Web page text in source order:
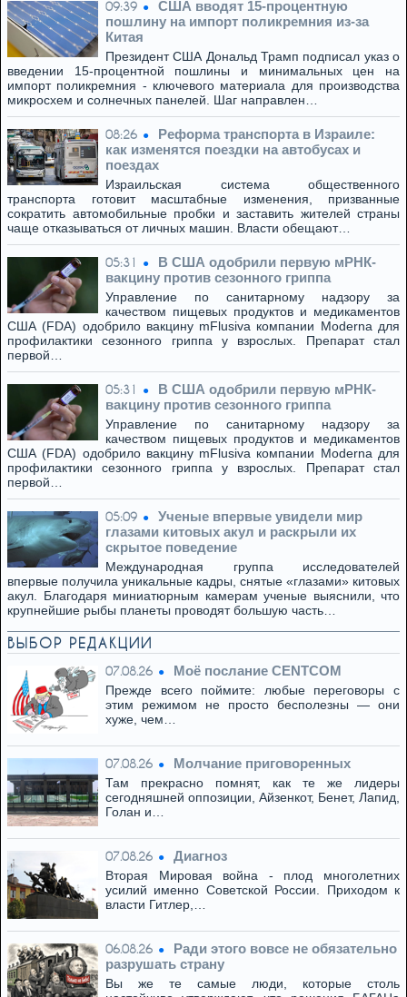
09:39
США вводят 15-процентную
пошлину на импорт поликремния из-за
Китая
Президент США Дональд Трамп подписал указ о
введении 15-процентной пошлины и минимальных цен на
импорт поликремния - ключевого материала для производства
микросхем и солнечных панелей. Шаг направлен…
08:26
Реформа транспорта в Израиле:
как изменятся поездки на автобусах и
поездах
Израильская система общественного
транспорта готовит масштабные изменения, призванные
сократить автомобильные пробки и заставить жителей страны
чаще отказываться от личных машин. Власти обещают…
05:31
В США одобрили первую мРНК-
вакцину против сезонного гриппа
Управление по санитарному надзору за
качеством пищевых продуктов и медикаментов
США (FDA) одобрило вакцину mFlusiva компании Moderna для
профилактики сезонного гриппа у взрослых. Препарат стал
первой…
05:31
В США одобрили первую мРНК-
вакцину против сезонного гриппа
Управление по санитарному надзору за
качеством пищевых продуктов и медикаментов
США (FDA) одобрило вакцину mFlusiva компании Moderna для
профилактики сезонного гриппа у взрослых. Препарат стал
первой…
05:09
Ученые впервые увидели мир
глазами китовых акул и раскрыли их
скрытое поведение
Международная группа исследователей
впервые получила уникальные кадры, снятые «глазами» китовых
акул. Благодаря миниатюрным камерам ученые выяснили, что
крупнейшие рыбы планеты проводят большую часть…
ВЫБОР РЕДАКЦИИ
07.08.26 Моё послание CENTCOM
Прежде всего поймите: любые переговоры с
этим режимом не просто бесполезны — они
хуже, чем…
07.08.26 Молчание приговоренных
Там прекрасно помнят, как те же лидеры
сегодняшней оппозиции, Айзенкот, Бенет, Лапид,
Голан и…
07.08.26 Диагноз
Вторая Мировая война - плод многолетних
усилий именно Советской России. Приходом к
власти Гитлер,…
06.08.26
Ради этого вовсе не обязательно
разрушать страну
Вы же те самые люди, которые столь